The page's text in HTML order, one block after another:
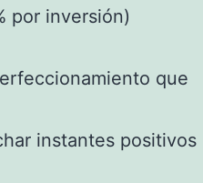
por inversión)
que
instantes positivos